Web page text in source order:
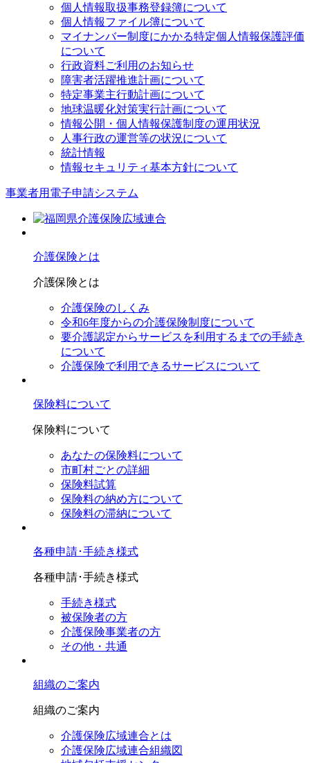
個人情報取扱事務登録簿について
個人情報ファイル簿について
マイナンバー制度にかかる特定個人情報保護評価
について
行政資料ご利用のお知らせ
障害者活躍推進計画について
特定事業主行動計画について
地球温暖化対策実行計画について
情報公開・個人情報保護制度の運用状況
人事行政の運営等の状況について
統計情報
情報セキュリティ基本方針について
事業者用電子申請システム
介護保険とは
介護保険とは
介護保険のしくみ
令和6年度からの介護保険制度について
要介護認定からサービスを利⽤するまでの⼿続き
について
介護保険で利⽤できるサービスについて
保険料について
保険料について
あなたの保険料について
市町村ごとの詳細
保険料試算
保険料の納め方について
保険料の滞納について
各種申請･手続き様式
各種申請･手続き様式
手続き様式
被保険者の方
介護保険事業者の方
その他・共通
組織のご案内
組織のご案内
介護保険広域連合とは
介護保険広域連合組織図